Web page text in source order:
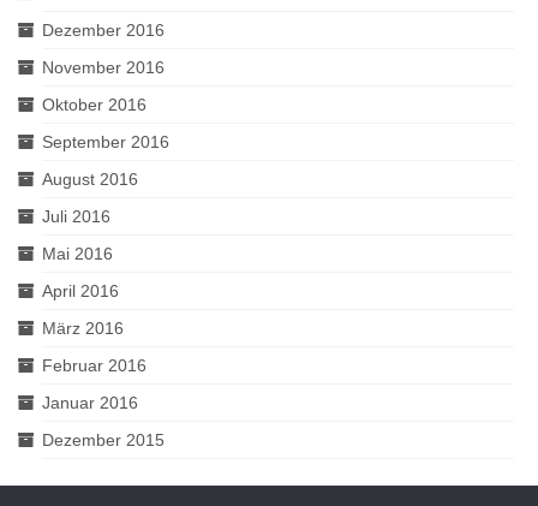
Dezember 2016
November 2016
Oktober 2016
September 2016
August 2016
Juli 2016
Mai 2016
April 2016
März 2016
Februar 2016
Januar 2016
Dezember 2015